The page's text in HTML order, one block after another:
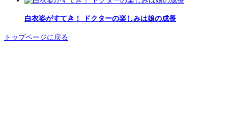
白衣姿がすてき！ ドクターの楽しみは娘の成長
トップページに戻る